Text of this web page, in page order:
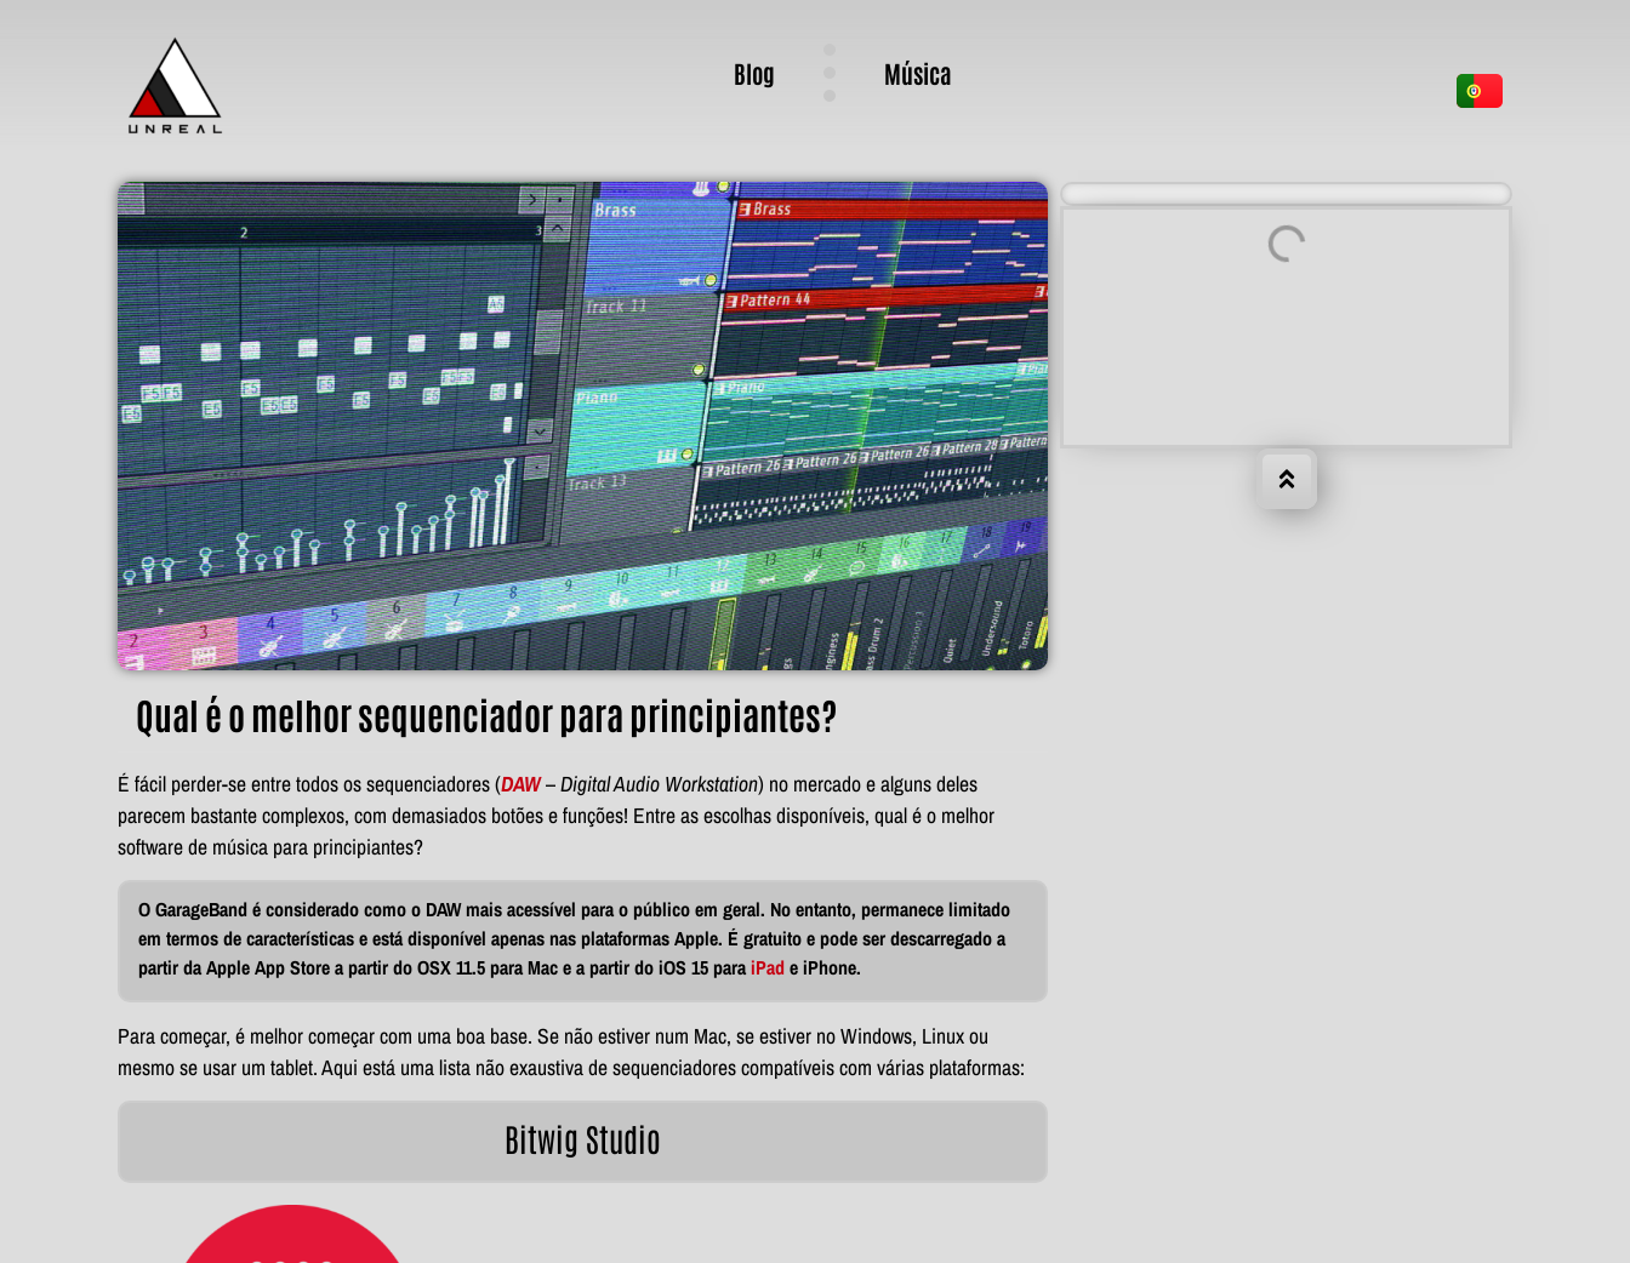
Blog Música
Qual é o melhor sequenciador para principiantes?
É fácil perder-se entre todos os sequenciadores (DAW–Digital Audio Workstation) no mercado e alguns deles
parecem bastante complexos, com demasiados botões e funções! Entre as escolhas disponíveis, qual é o melhor
software de música para principiantes?
O GarageBand é considerado como o DAW mais acessível para o público em geral. No entanto, permanece limitado
em termos de características e está disponível apenas nas plataformas Apple. É gratuito e pode ser descarregado a
partir da Apple App Store a partir do OSX 11.5para Mace apartir do iOS 15paraiPade iPhone.
Para começar, é melhor começar com uma boa base. Se não estiver num Mac, se estiver no Windows, Linux ou
mesmo se usar um tablet. Aqui está uma lista não exaustiva de sequenciadores compatíveis com várias plataformas:
Bitwig Studio